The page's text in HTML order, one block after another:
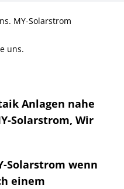
MY-Solarstrom
uns.
Anlagen nahe
Solarstrom, Wir
Solarstrom wenn
einem